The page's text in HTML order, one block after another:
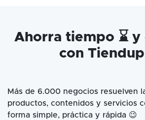
Ahorra tiempo ⌛ y
con
Más de 6.000 negocios resuelven
productos, contenidos y servicios
forma simple, práctica y rápida 😉